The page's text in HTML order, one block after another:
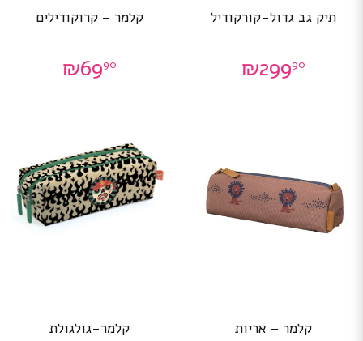
תיק גב גדול-קורקודיל
₪29990
קלמר – קרוקודילים
₪6990
קלמר – אריות קלמר-גולגולת